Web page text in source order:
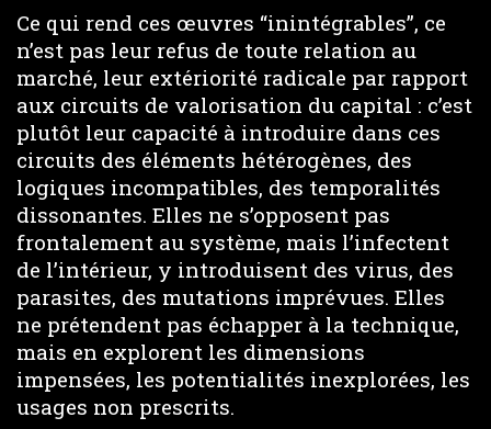
Ce qui rend ces œuvres “inintégrables”, ce
n’est pas leur refus de toute relation au
marché, leur extériorité radicale par rapport
aux circuits de valorisation du capital : c’est
plutôt leur capacité à introduire dans ces
circuits des éléments hétérogènes, des
logiques incompatibles, des temporalités
dissonantes. Elles ne s’opposent pas
frontalement au système, mais l’infectent
de l’intérieur, y introduisent des virus, des
parasites, des mutations imprévues. Elles
ne prétendent pas échapper à la technique,
mais en explorent les dimensions
impensées, les potentialités inexplorées, les
usages non prescrits.